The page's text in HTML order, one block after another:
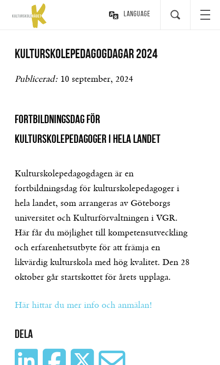
Language
Kulturskolepedagogdagar 2024
Publicerad: 10 september, 2024
Fortbildningsdag för
kulturskolepedagoger i hela landet
Kulturskolepedagogdagen är en
fortbildningsdag för kulturskolepedagoger i
hela landet, som arrangeras av Göteborgs
universitet och Kulturförvaltningen i VGR.
Här får du möjlighet till kompetensutveckling
och erfarenhetsutbyte för att främja en
likvärdig kulturskola med hög kvalitet. Den 28
oktober går startskottet för årets upplaga.
Här hittar du mer info och anmälan!
Dela